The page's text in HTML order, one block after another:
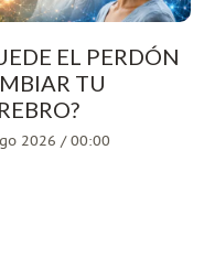
EL PERDÓN
TU
2026 / 00:00